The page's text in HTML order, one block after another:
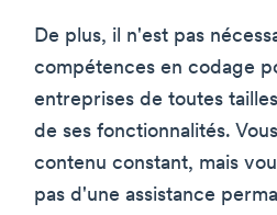
De plus, il n'est pas
compétences en codage
entreprises de toutes
de ses fonctionnalités.
contenu constant, mais
pas d'une assistance